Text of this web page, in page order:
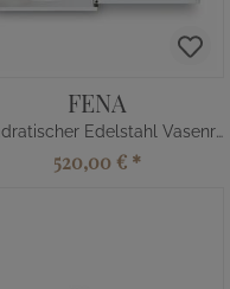
FENA
Quadratischer Edelstahl Vasenring
520,00 € *